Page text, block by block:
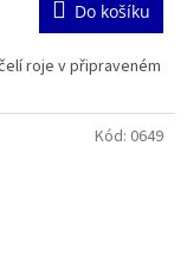
Do košíku
roje v připraveném
Kód: 0649